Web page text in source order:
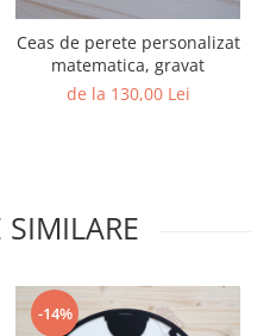
Ceas de perete personalizat
matematica, gravat
de la 130,00 Lei
SIMILARE
-14%